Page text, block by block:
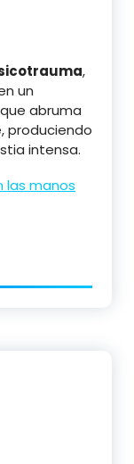
,
un
abruma
produciendo
intensa.